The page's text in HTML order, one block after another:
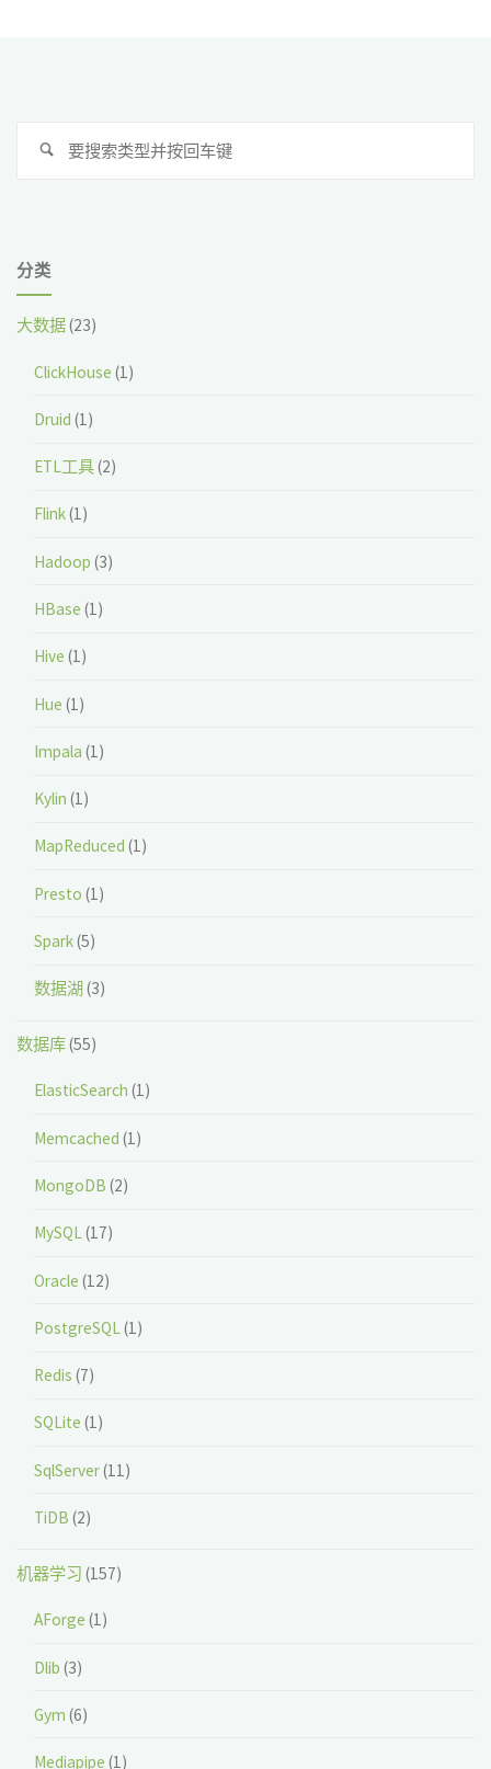
搜
分类
大数据(23)
ClickHouse (1)
Druid (1)
ETL工具(2)
Flink(1)
Hadoop (3)
HBase (1)
Hive (1)
Hue (1)
Impala (1)
Kylin (1)
MapReduced (1)
Presto (1)
Spark(5)
数据湖 (3)
数据库(55)
ElasticSearch (1)
Memcached (1)
MongoDB (2)
MySQL(17)
Oracle (12)
PostgreSQL(1)
Redis (7)
SQLite (1)
SqlServer(11)
TiDB (2)
机器学习 (157)
AForge (1)
Dlib (3)
Gym (6)
Mediapipe (1)